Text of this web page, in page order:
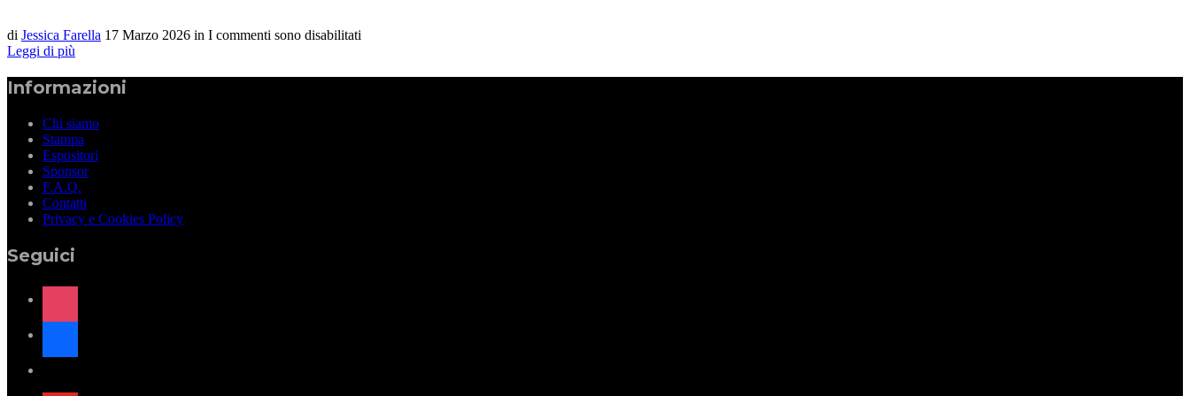
di Jessica Farella 17 Marzo 2026 in I commenti sono disabilitati
Leggi di più
Informazioni
Chi siamo
Stampa
Espositori
Sponsor
F.A.Q.
Contatti
Privacy e Cookies Policy
Seguici
instagram
facebook
x